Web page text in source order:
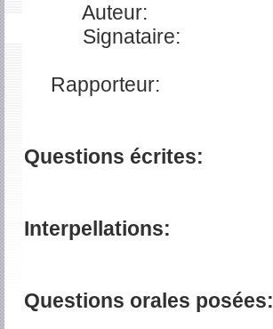
Auteur:
Signataire:
Rapporteur:
Questions écrites:
Interpellations:
Questions orales posées: